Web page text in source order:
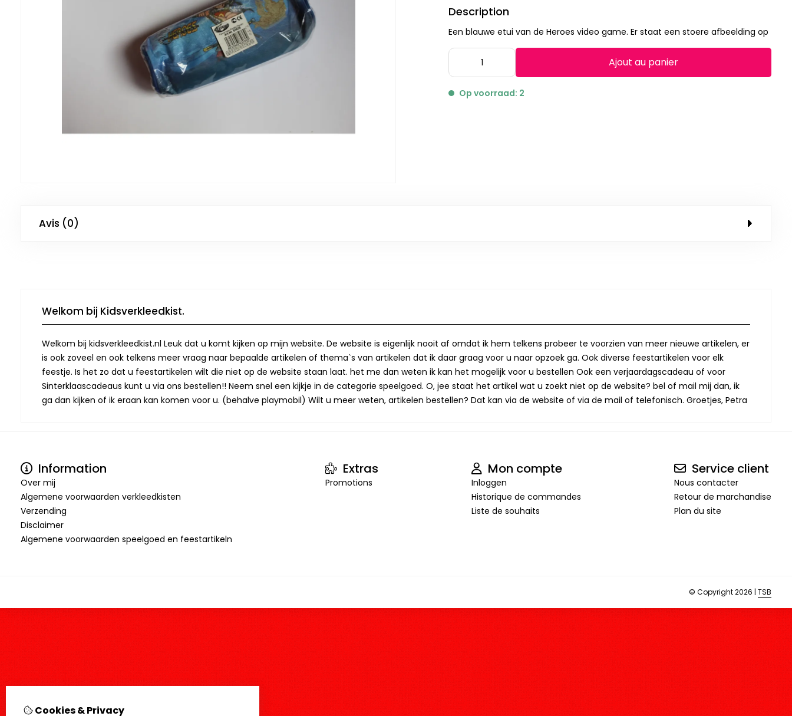
Description
Een blauwe etui van de Heroes video game. Er staat een stoere afbeelding op
Ajout au panier
Op voorraad: 2
Avis (0)
Welkom bij Kidsverkleedkist.
Welkom bij kidsverkleedkist.nl Leuk dat u komt kijken op mijn website. De website is eigenlijk nooit af omdat ik hem telkens probeer te voorzien van meer nieuwe artikelen, er
is ook zoveel en ook telkens meer vraag naar bepaalde artikelen of thema`s van artikelen dat ik daar graag voor u naar opzoek ga. Ook diverse feestartikelen voor elk
feestje. Is het zo dat u feestartikelen wilt die niet op de website staan laat. het me dan weten ik kan het mogelijk voor u bestellen Ook een verjaardagscadeau of voor
Sinterklaascadeaus kunt u via ons bestellen!! Neem snel een kijkje in de categorie speelgoed. O, jee staat het artikel wat u zoekt niet op de website? bel of mail mij dan, ik
ga dan kijken of ik eraan kan komen voor u. (behalve playmobil) Wilt u meer weten, artikelen bestellen? Dat kan via de website of via de mail of telefonisch. Groetjes, Petra
Information
Over mij
Algemene voorwaarden verkleedkisten
Verzending
Disclaimer
Algemene voorwaarden speelgoed en feestartikeln
Extras
Promotions
Mon compte
Inloggen
Historique de commandes
Liste de souhaits
Service client
Nous contacter
Retour de marchandise
Plan du site
© Copyright 2026 | TSB
Cookies & Privacy